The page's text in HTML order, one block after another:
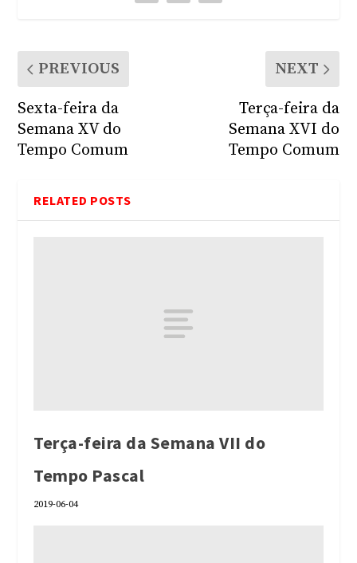
PREVIOUS
Sexta-feira da
Semana XV do
Tempo Comum
NEXT
Terça-feira da
Semana XVI do
Tempo Comum
RELATED POSTS
Terça-feira da Semana VII do
Tempo Pascal
2019-06-04